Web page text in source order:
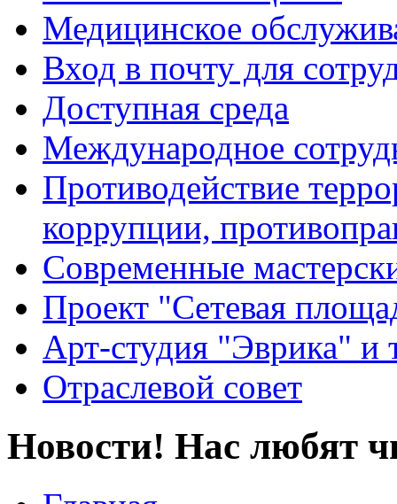
Медицинское
Вход в почту для
Доступная среда
Международное
Противодействие
коррупции,
Современные
Проект "Сетевая
Арт-студия "Эврика" и
Отраслевой совет
Новости! Нас любят